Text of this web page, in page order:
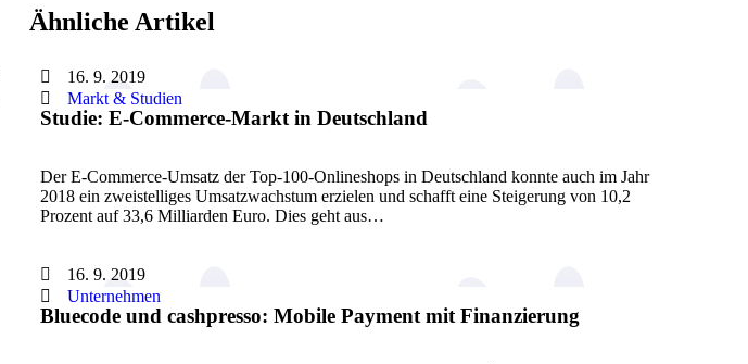
Ähnliche Artikel
16. 9. 2019
Markt & Studien
Studie: E-Commerce-Markt in Deutschland
Der E-Commerce-Umsatz der Top-100-Onlineshops in Deutschland konnte auch im Jahr
2018 ein zweistelliges Umsatzwachstum erzielen und schafft eine Steigerung von 10,2
Prozent auf 33,6 Milliarden Euro. Dies geht aus…
16. 9. 2019
Unternehmen
Bluecode und cashpresso: Mobile Payment mit Finanzierung